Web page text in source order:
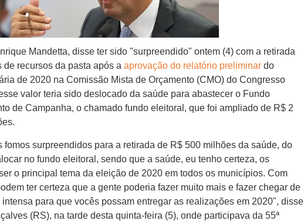
Mandetta, disse ter sido "surpreendido" ontem (4) com a retirada
recursos da pasta após a aprovação do relatório preliminar do
de 2020 na Comissão Mista de Orçamento (CMO) do Congresso
valor teria sido deslocado da saúde para abastecer o Fundo
de Campanha, o chamado fundo eleitoral, que foi ampliado de R$ 2
fomos surpreendidos para a retirada de R$ 500 milhões da saúde, do
no fundo eleitoral, sendo que a saúde, eu tenho certeza, os
o principal tema da eleição de 2020 em todos os municípios. Com
ter certeza que a gente poderia fazer muito mais e fazer chegar de
para que vocês possam entregar as realizações em 2020", disse
(RS), na tarde desta quinta-feira (5), onde participava da 55ª